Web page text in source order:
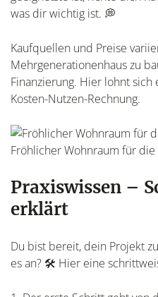
was dir wichtig ist. 💭
Kaufquellen und Preise
Mehrgenerationenhaus zu
Finanzierung. Hier lohnt
Kosten-Nutzen-Rechnung.
Fröhlicher Wohnraum für die
Praxiswissen –
erklärt
Du bist bereit, dein Projekt
es an? 🛠️ Hier eine